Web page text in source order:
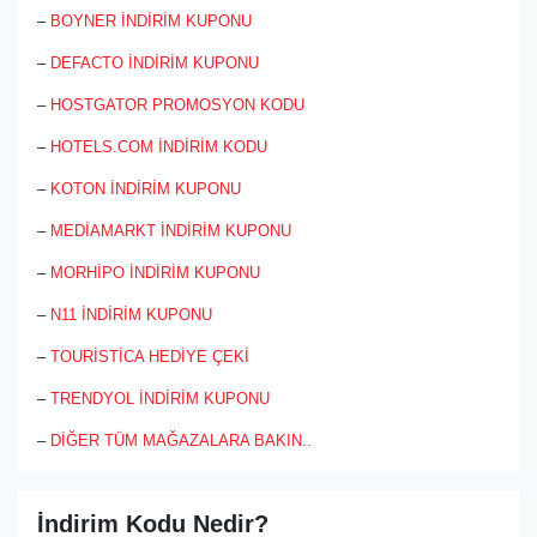
– BOYNER İNDİRİM KUPONU
– DEFACTO İNDİRİM KUPONU
– HOSTGATOR PROMOSYON KODU
– HOTELS.COM İNDİRİM KODU
– KOTON İNDİRİM KUPONU
– MEDİAMARKT İNDİRİM KUPONU
– MORHİPO İNDİRİM KUPONU
– N11 İNDİRİM KUPONU
– TOURİSTİCA HEDİYE ÇEKİ
– TRENDYOL İNDİRİM KUPONU
– DİĞER TÜM MAĞAZALARA BAKIN..
İndirim Kodu Nedir?